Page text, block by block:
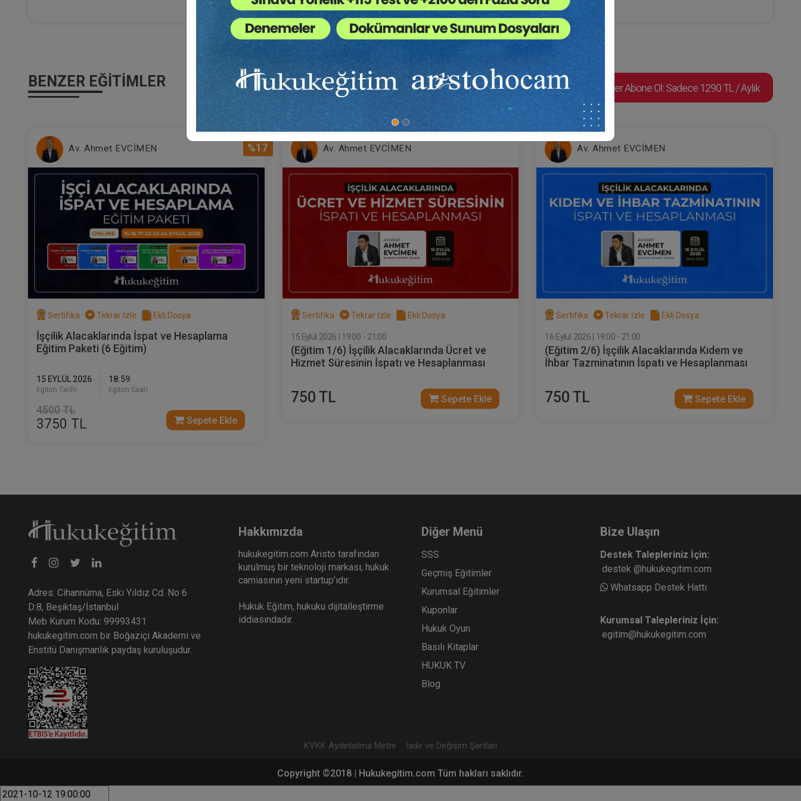
Atilla GÜNDOĞAN
İcra Hukukunda
Haczedilmezlik Video Eğitimi
TL
Atilla GÜNDOĞAN
Borçluya Rızaen Satış Yetkisi
Verilmesi Video Eğitimi
TL
Sepete Ekle
İİK Değişiklikleri ve Getirdiği
Yenilikler Video Eğitimi
TL
İcra Hukukunda Kambiyo
Takipleri ve Püf Noktaları
Atilla GÜNDOĞAN
İcra Hukukunda İlamsız
Takipler ve Püf Noktaları
300
TL
Atilla GÜNDOĞAN
İcra İflas Hukukunda Haciz
İşlemleri Video Eğitimi
İcra Takibinde Tebligat
İşlemleri ve Usulsüz Tebligat
300
TL
Sepete Ekle
İcra Hukukunda Kıymet Takdiri
ve Kıymet Takdirine İtiraz
Video Eğitim
300
TL
Çekte İbraz Yasağının
Uygulamaya Etkisi Video
TL
Komiserliği Sertifikasına sahiptir. Hesap Bilirkişi olarak da uzun dönem bilirkişilik yapan yazarımız ,Avrupa Birliği Eşleştirme
Projeleri kapsamında Adli Tebligat Sistemin İyileştirilmesi Projesine katılım sağlamış ve bu alanda da sertifikaya sahip
İflas Hukuku Uygulamaları ve Taşınmaz Satışı Uygulamaları ,Sıra cetveli ,Rehinin Paraya Çevrilmesi Yoluyla Takip, Harç ve
Vergiler Konusunda bir çok seminer ve söyleşide sunumlar yapan ve yazarımız özellikle uygulamaya yönelik olarak teori
BENZER EĞITIMLER Süper Abone Ol: Sadece 1290 TL / Aylık
%17
Av. Ahmet EVCİMEN
Sertifika Tekrar İzle Ekli Dosya
İşçilik Alacaklarında İspat ve Hesaplama
Eğitim Paketi (6 Eğitim)
15 EYLÜL 2026
Eğitim Tarihi
18:59
Eğitim Saati
4500 TL
3750 TL Sepete Ekle
Av. Ahmet EVCİMEN
Sertifika Tekrar İzle Ekli Dosya
15 Eylül 2026 | 19:00 - 21:00
(Eğitim 1/6) İşçilik Alacaklarında Ücret ve
Hizmet Süresinin İspatı ve Hesaplanması
750 TL Sepete Ekle
Av. Ahmet EVCİMEN
Sertifika Tekrar İzle Ekli Dosya
16 Eylül 2026 | 19:00 - 21:00
(Eğitim 2/6) İşçilik Alacaklarında Kıdem ve
İhbar Tazminatının İspatı ve Hesaplanması
750 TL Sepete Ekle
Adres: Cihannüma, Eski Yıldız Cd. No 6
D:8, Beşiktaş/İstanbul
Meb Kurum Kodu: 99993431
hukukegitim.com bir Boğaziçi Akademi ve
Enstitü Danışmanlık paydaş kuruluşudur.
Hakkımızda
hukukegitim.com Aristo tarafından
kurulmuş bir teknoloji markası, hukuk
camiasının yeni startup’ıdır.
Hukuk Eğitim, hukuku dijitalleştirme
iddiasındadır.
Diğer Menü
SSS
Geçmiş Eğitimler
Kurumsal Eğitimler
Kuponlar
Hukuk Oyun
Basılı Kitaplar
HUKUK TV
Blog
Bize Ulaşın
Destek Talepleriniz İçin:
destek @hukukegitim.com
Whatsapp Destek Hattı
Kurumsal Talepleriniz İçin:
egitim@hukukegitim.com
KVKK Aydınlatma Metni İade ve Değişim Şartları
Copyright ©2018 | Hukukegitim.com Tüm hakları saklıdır.